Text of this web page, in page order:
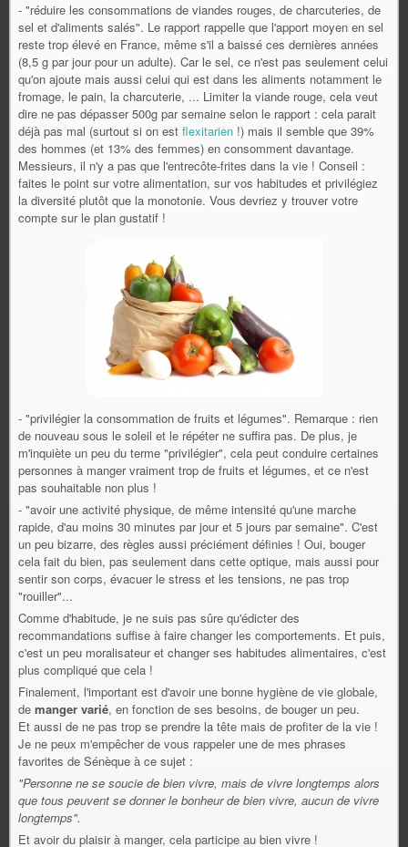
- "réduire les consommations de viandes rouges, de charcuteries, de
sel et d'aliments salés". Le rapport rappelle que l'apport moyen en sel
reste trop élevé en France, même s'il a baissé ces dernières années
(8,5 g par jour pour un adulte). Car le sel, ce n'est pas seulement celui
qu'on ajoute mais aussi celui qui est dans les aliments notamment le
fromage, le pain, la charcuterie, ... Limiter la viande rouge, cela veut
dire ne pas dépasser 500g par semaine selon le rapport : cela parait
déjà pas mal (surtout si on est flexitarien !) mais il semble que 39%
des hommes (et 13% des femmes) en consomment davantage.
Messieurs, il n'y a pas que l'entrecôte-frites dans la vie ! Conseil :
faites le point sur votre alimentation, sur vos habitudes et privilégiez
la diversité plutôt que la monotonie. Vous devriez y trouver votre
compte sur le plan gustatif !
- "privilégier la consommation de fruits et légumes". Remarque : rien
de nouveau sous le soleil et le répéter ne suffira pas. De plus, je
m'inquiète un peu du terme "privilégier", cela peut conduire certaines
personnes à manger vraiment trop de fruits et légumes, et ce n'est
pas souhaitable non plus !
- "avoir une activité physique, de même intensité qu'une marche
rapide, d'au moins 30 minutes par jour et 5 jours par semaine". C'est
un peu bizarre, des règles aussi préciément définies ! Oui, bouger
cela fait du bien, pas seulement dans cette optique, mais aussi pour
sentir son corps, évacuer le stress et les tensions, ne pas trop
"rouiller"...
Comme d'habitude, je ne suis pas sûre qu'édicter des
recommandations suffise à faire changer les comportements. Et puis,
c'est un peu moralisateur et changer ses habitudes alimentaires, c'est
plus compliqué que cela !
Finalement, l'important est d'avoir une bonne hygiène de vie globale,
de manger varié, en fonction de ses besoins, de bouger un peu.
Et aussi de ne pas trop se prendre la tête mais de profiter de la vie !
Je ne peux m'empêcher de vous rappeler une de mes phrases
favorites de Sénèque à ce sujet :
"Personne ne se soucie de bien vivre, mais de vivre longtemps alors
que tous peuvent se donner le bonheur de bien vivre, aucun de vivre
longtemps".
Et avoir du plaisir à manger, cela participe au bien vivre !